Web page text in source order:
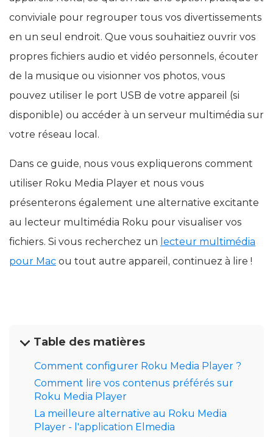
conviviale pour regrouper tous vos divertissements
en un seul endroit. Que vous souhaitiez ouvrir vos
propres fichiers audio et vidéo personnels, écouter
de la musique ou visionner vos photos, vous
pouvez utiliser le port USB de votre appareil (si
disponible) ou accéder à un serveur multimédia sur
votre réseau local.
Dans ce guide, nous vous expliquerons comment
utiliser Roku Media Player et nous vous
présenterons également une alternative excitante
au lecteur multimédia Roku pour visualiser vos
fichiers. Si vous recherchez un lecteur multimédia
pour Mac ou tout autre appareil, continuez à lire !
Table des matières
Comment configurer Roku Media Player ?
Comment lire vos contenus préférés sur
Roku Media Player
La meilleure alternative au Roku Media
Player - l'application Elmedia